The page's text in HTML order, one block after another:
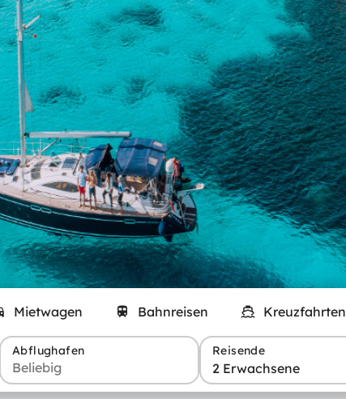
Mietwagen Bahnreisen Kreuzfahrten
Abflughafen Reisende
2 Erwachsene